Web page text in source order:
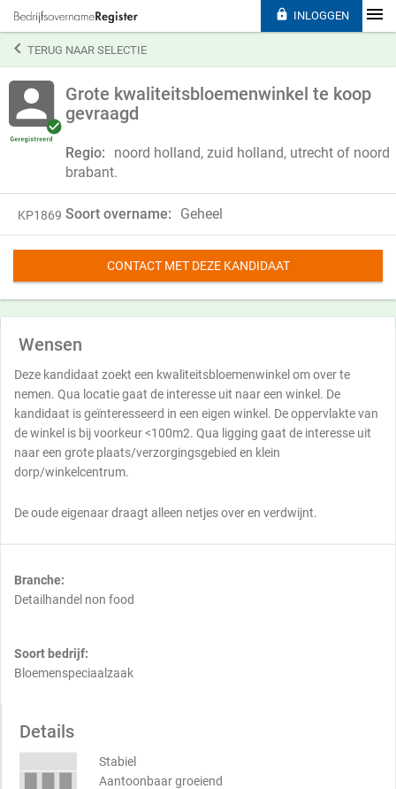
TERUG NAAR SELECTIE
Grote kwaliteitsbloemenwinkel te koop
gevraagd
Regio:
noord holland, zuid holland, utrecht of noord
brabant.
KP1869 Soort overname: Geheel
CONTACT MET DEZE KANDIDAAT
Wensen
Deze kandidaat zoekt een kwaliteitsbloemenwinkel om over te
nemen. Qua locatie gaat de interesse uit naar een winkel. De
kandidaat is geïnteresseerd in een eigen winkel. De oppervlakte van
de winkel is bij voorkeur <100m2. Qua ligging gaat de interesse uit
naar een grote plaats/verzorgingsgebied en klein
dorp/winkelcentrum.
De oude eigenaar draagt alleen netjes over en verdwijnt.
Branche:
Detailhandel non food
Soort bedrijf:
Bloemenspeciaalzaak
Details
Stabiel
Aantoonbaar groeiend
 INLOGGEN